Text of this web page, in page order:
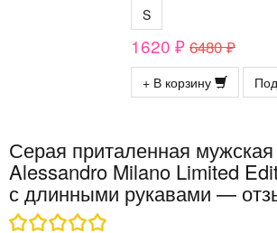
S
1620 ₽ 6480 ₽
+ В корзину
Серая приталенная
Alessandro Milano Limited
с длинными рукавами —